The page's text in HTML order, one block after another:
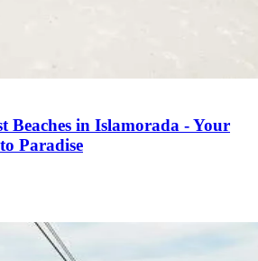
Beaches in Islamorada - Your
Paradise